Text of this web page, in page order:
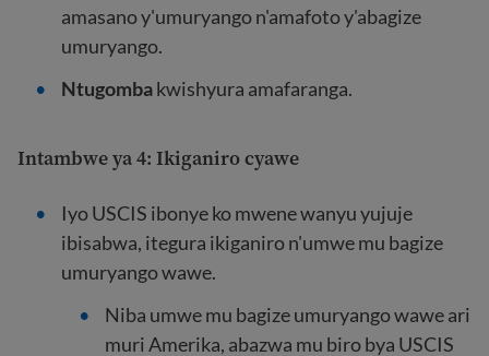
amasano y'umuryango n'amafoto y'abagize
umuryango.
Ntugombakwishyura amafaranga.
Intambwe ya 4: Ikiganiro cyawe
Iyo USCIS ibonye ko mwene wanyu yujuje
ibisabwa, itegura ikiganiro n'umwe mu bagize
umuryango wawe.
Niba umwe mu bagize umuryango wawe ari
muri Amerika, abazwa mu biro bya USCIS